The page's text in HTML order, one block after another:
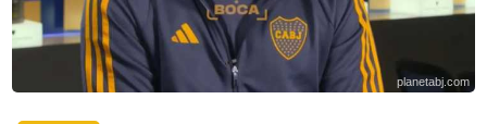
planetabj.com